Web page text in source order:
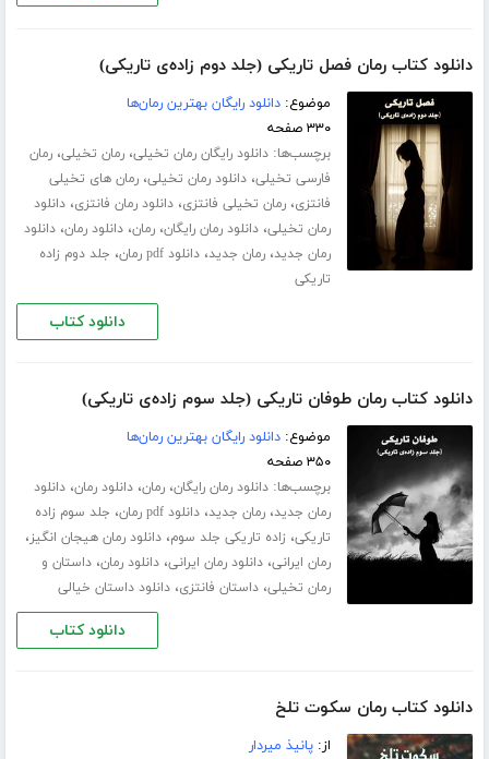
دانلود کتاب رمان فصل تاریکی (جلد دوم زاده‌ی تاریکی)
موضوع:دانلود رایگان بهترین رمان‌ها
۳۳۰ صفحه
برچسب‌ها:دانلود رایگان رمان تخیلی،رمان تخیلی،رمان
فارسی تخیلی،دانلود رمان تخیلی،رمان های تخیلی
فانتزی،رمان تخیلی فانتزی،دانلود رمان فانتزی،دانلود
رمان تخیلی،دانلود رمان رایگان،رمان،دانلود رمان،دانلود
رمان جدید،رمان جدید،دانلود pdf رمان ، جلد دوم زاده
تاریکی
دانلود کتاب
دانلود کتاب رمان طوفان تاریکی (جلد سوم زاده‌ی تاریکی)
موضوع:دانلود رایگان بهترین رمان‌ها
۳۵۰ صفحه
برچسب‌ها:دانلود رمان رایگان،رمان،دانلود رمان،دانلود
رمان جدید،رمان جدید،دانلود pdf رمان ، جلد سوم زاده
تاریکی، زاده تاریکی جلد سوم،دانلود رمان هیجان انگیز،
رمان ایرانی،دانلود رمان ایرانی،دانلود رمان،داستان و
رمان تخیلی،داستان فانتزی،دانلود داستان خیالی
دانلود کتاب
دانلود کتاب رمان سکوت تلخ
از:پانیذ میردار